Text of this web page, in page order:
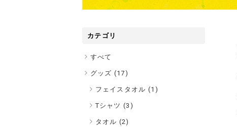
カテゴリ
すべて
グッズ (17)
フェイスタオル (1)
Tシャツ (3)
タオル (2)